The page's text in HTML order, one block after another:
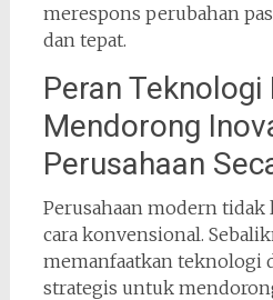
merespons perubahan
dan tepat.
Peran
Mendorong
Perusahaan
Perusahaan modern
cara konvensional.
memanfaatkan teknologi
strategis untuk